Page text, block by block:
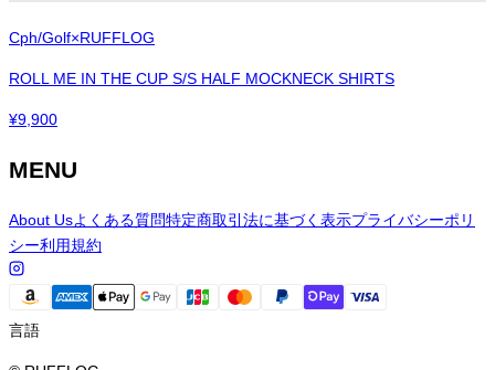
Cph/Golf×RUFFLOG
ROLL ME IN THE CUP S/S HALF MOCKNECK SHIRTS
¥9,900
MENU
About Usよくある質問特定商取引法に基づく表示プライバシーポリ
シー利用規約
言語